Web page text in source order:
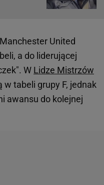
United
a do liderującej
W Lidze Mistrzów
w tabeli grupy F, jednak
awansu do kolejnej